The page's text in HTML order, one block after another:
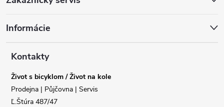
pInformácie
Kontakty
Život s bicyklom / Život na kole
Prodejna | Půjčovna | Servis
Ľ.Štúra 487/47